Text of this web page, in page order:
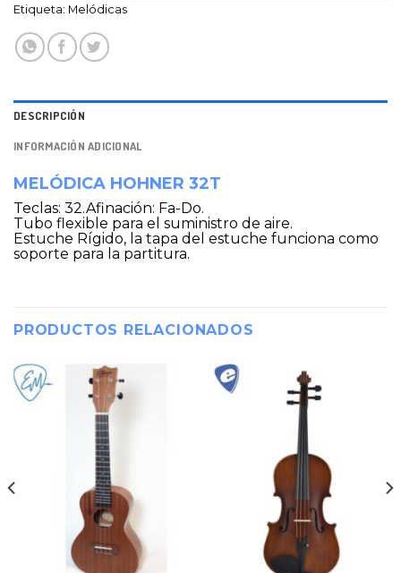
Etiqueta: Melódicas
DESCRIPCIÓN
INFORMACIÓN ADICIONAL
MELÓDICA HOHNER 32T
Teclas: 32.Afinación: Fa-Do.
Tubo flexible para el suministro de aire.
Estuche Rígido, la tapa del estuche funciona como
soporte para la partitura.
PRODUCTOS RELACIONADOS